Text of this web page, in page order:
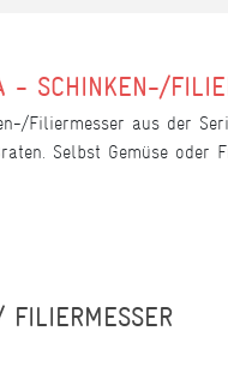
- SCHINKEN-/
Filiermesser aus der
Selbst Gemüse oder